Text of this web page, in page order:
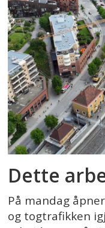
Dette
På mandag
og togtrafikken